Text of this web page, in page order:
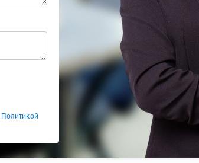
Политикой